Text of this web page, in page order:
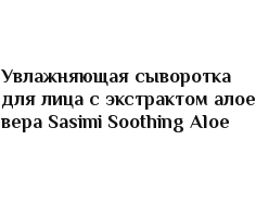
Увлажняющая сыворотка
для лица с экстрактом алое
вера Sasimi Soothing Aloe